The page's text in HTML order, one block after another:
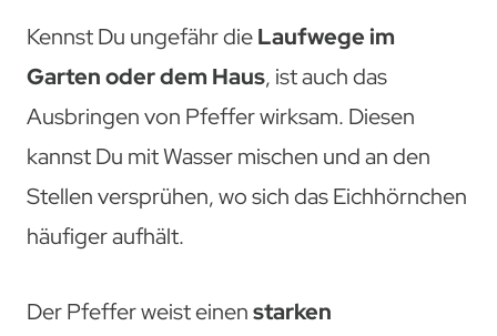
Kennst Du ungefähr dieLaufwege im
Garten oder dem Haus, ist auch das
Ausbringen von Pfeffer wirksam. Diesen
kannst Du mit Wasser mischen und an den
Stellen versprühen, wo sich das Eichhörnchen
häufiger aufhält.
Der Pfeffer weist einenstarken